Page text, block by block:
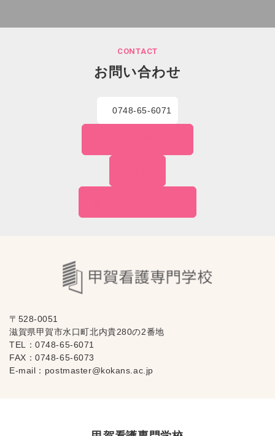
CONTACT
お問い合わせ
0748-65-6071
〒528-0051
滋賀県甲賀市水口町北内貴280の2番地
TEL：0748-65-6071
FAX：0748-65-6073
E-mail： postmaster@kokans.ac.jp